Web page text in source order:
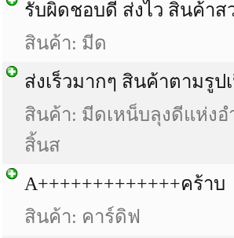
รับผิดชอบดี ส่งไว สินค้าส
สินค้า: มีด
ส่งเร็วมากๆ สินค้าตามรูป
สินค้า: มีดเหน็บลุงดีแห่ง
สิ้นส
A+++++++++++++คร้าบ
สินค้า: คาร์ดิฟ